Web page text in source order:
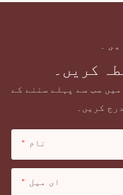
کریں۔
سب سے پہلے سننے کے
کریں۔
نام
ای میل